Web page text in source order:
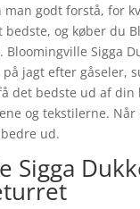
man godt forstå, for
og køber du
Bloomingville Sigga
jagt efter gåseler,
det bedste ud af
og tekstilerne.
ud.
Sigga